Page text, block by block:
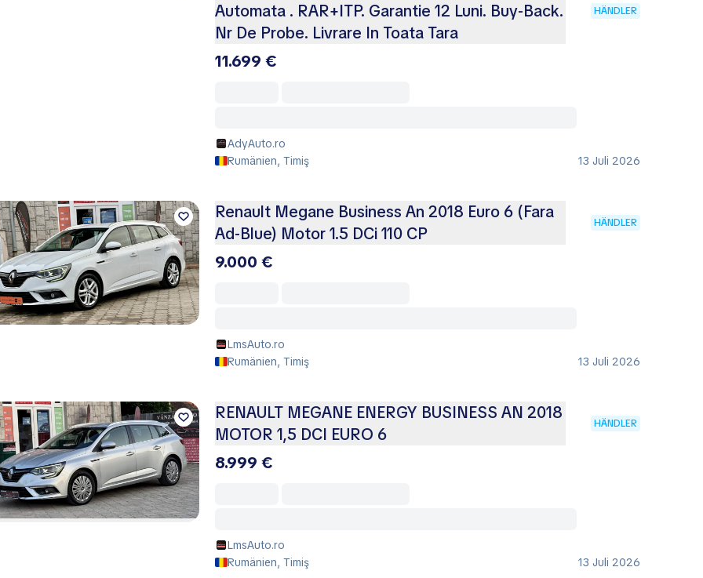
Automata . RAR+ITP. Garantie 12 Luni. Buy-Back.
Nr De Probe. Livrare In Toata Tara
HÄNDLER
11.699 €
AdyAuto.ro
Rumänien, Timiş
13 Juli 2026
Renault Megane Business An 2018 Euro 6 (Fara
Ad-Blue) Motor 1.5 DCi 110 CP
HÄNDLER
9.000 €
LmsAuto.ro
Rumänien, Timiş
13 Juli 2026
RENAULT MEGANE ENERGY BUSINESS AN 2018
MOTOR 1,5 DCI EURO 6
HÄNDLER
8.999 €
LmsAuto.ro
Rumänien, Timiş
13 Juli 2026